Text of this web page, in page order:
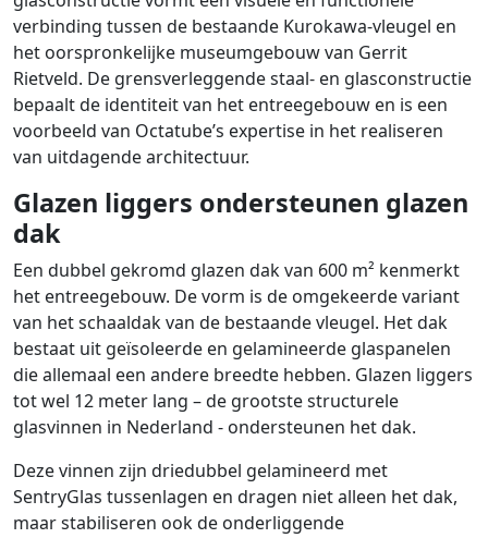
verbinding tussen de bestaande Kurokawa-vleugel en
het oorspronkelijke museumgebouw van Gerrit
Rietveld. De grensverleggende staal- en glasconstructie
bepaalt de identiteit van het entreegebouw en is een
voorbeeld van Octatube’s expertise in het realiseren
van uitdagende architectuur.
Glazen liggers ondersteunen glazen
dak
Een dubbel gekromd glazen dak van 600 m² kenmerkt
het entreegebouw. De vorm is de omgekeerde variant
van het schaaldak van de bestaande vleugel. Het dak
bestaat uit geïsoleerde en gelamineerde glaspanelen
die allemaal een andere breedte hebben. Glazen liggers
tot wel 12 meter lang – de grootste structurele
glasvinnen in Nederland - ondersteunen het dak.
Deze vinnen zijn driedubbel gelamineerd met
SentryGlas tussenlagen en dragen niet alleen het dak,
maar stabiliseren ook de onderliggende